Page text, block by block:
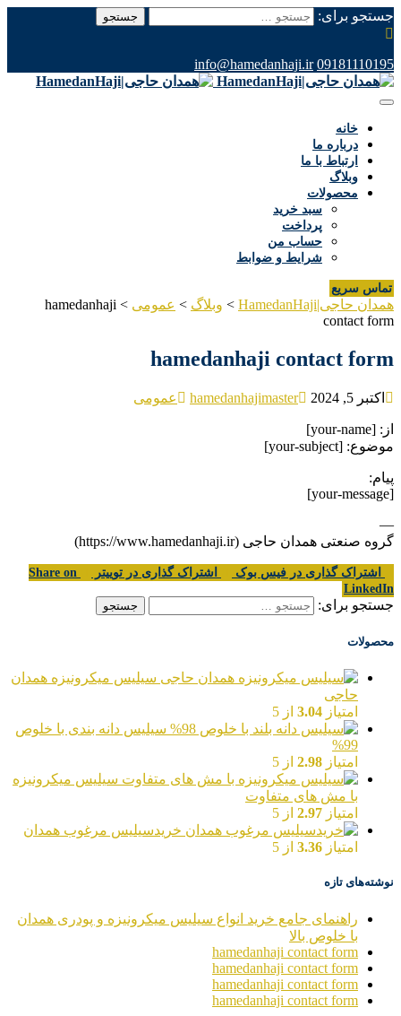
جستجو برای:
09181110195
info@hamedanhaji.ir
خانه
درباره ما
ارتباط با ما
وبلاگ
محصولات
سبد خرید
پرداخت
حساب من
شرایط و ضوابط
تماس سریع
همدان حاجی|HamedanHaji > وبلاگ > عمومی >
hamedanhaji
contact form
hamedanhaji contact form
اکتبر 5, 2024 hamedanhajimaster عمومی
از: [your-name]
موضوع: [your-subject]
پیام:
[your-message]
—
گروه صنعتی همدان حاجی (https://www.hamedanhaji.ir)
اشتراک گذاری در فیس بوک اشتراک گذاری در توییتر
Share on
LinkedIn
جستجو برای:
محصولات
سیلیس میکرونیزه همدان
حاجی
امتیاز 3.04 از 5
سیلیس دانه بندی با خلوص
99%
امتیاز 2.98 از 5
سیلیس میکرونیزه
با مش های متفاوت
امتیاز 2.97 از 5
خریدسیلیس مرغوب همدان
امتیاز 3.36 از 5
نوشته‌های تازه
راهنمای جامع خرید انواع سیلیس میکرونیزه و پودری همدان
با خلوص بالا
hamedanhaji contact form
hamedanhaji contact form
hamedanhaji contact form
hamedanhaji contact form